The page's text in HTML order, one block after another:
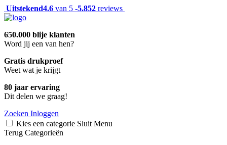
Uitstekend4.6 van 5 -5.852 reviews
650.000 blije klanten
Word jij een van hen?
Gratis drukproef
Weet wat je krijgt
80 jaar ervaring
Dit delen we graag!
Zoeken Inloggen
Kies een categorie Sluit Menu
Terug Categorieën